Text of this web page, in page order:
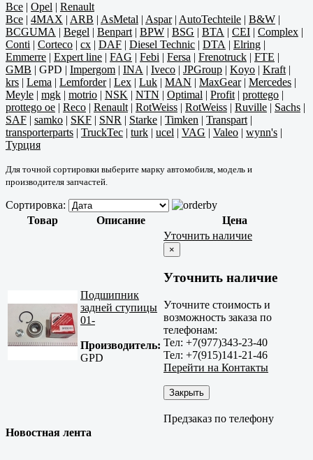
Все | Opel | Renault
Все | 4MAX | ARB | AsMetal | Aspar| AutoTechteile | B&W |
BCGUMA | Begel | Benpart | BPW | BSG | BTA | CEI | Complex |
Conti | Corteco | cx | DAF | Diesel Technic | DTA | Elring |
Emmerre | Expert line | FAG | Febi | Fersa | Frenotruck | FTE |
GMB | GPD | Impergom | INA | Iveco | JPGroup | Koyo | Kraft |
krs | Lema | Lemforder| Lex | Luk | MAN | MaxGear| Mercedes |
Meyle | mgk | motrio | NSK | NTN | Optimal | Profit | prottego |
prottego oe | Reco | Renault | RotWeiss | RotWeiss | Ruville | Sachs |
SAF | samko | SKF | SNR | Starke | Timken | Transpart |
transporterparts | TruckTec | turk | ucel | VAG | Valeo | wynn's |
Турция
Для точной сортировки выберите марку автомобиля, модель и
производителя запчастей.
Сортировка:
Товар
Описание Цена
Подшипник
задней ступицы
01-
Производитель:
GPD
Уточнить наличие
×
Уточнить наличие
Уточните стоимость и
возможность заказа по
телефонам:
Тел: +7(977)343-23-40
Тел: +7(915)141-21-46
Перейти на Контакты
Закрыть
Предзаказ по телефону
Новостная лента